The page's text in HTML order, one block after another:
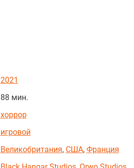
2021
88 мин.
хоррор
игровой
Великобритания, США, Франция